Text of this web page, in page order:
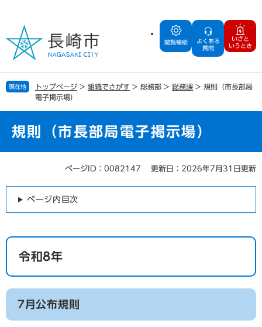
の
で
す
ー
ば
し
閲覧補助
よくある
質問
いざと
いうとき
現在地 トップページ > 組織でさがす > 総務部 > 総務課 > 規則（市長部局
電子掲示場）
規則（市長部局電子掲示場）
ページID：0082147 更新日：2026年7月31日更新
ページ内目次
令和8年
7月公布規則